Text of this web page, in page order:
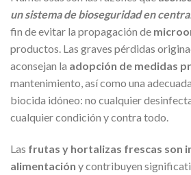
un sistema de bioseguridad en
fin de evitar la propagación de
productos. Las graves pérdidas
aconsejan la adopción de medidas
mantenimiento, así como una
biocida idóneo: no cualquier
cualquier condición y contra todo.
Las frutas y hortalizas frescas son
alimentación y contribuyen